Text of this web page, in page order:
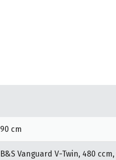
90 cm
B&S Vanguard V-Twin, 480 ccm,